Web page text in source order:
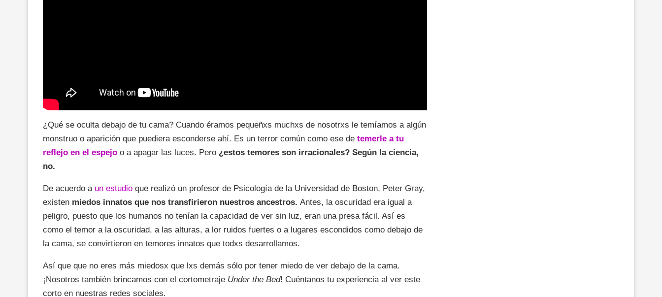
¿Qué se oculta debajo de tu cama? Cuando éramos pequeñxs muchxs de nosotrxs le temíamos a algún
monstruo o aparición que puediera esconderse ahí. Es un terror común como ese de temerle a tu
reflejo en el espejo o a apagar las luces. Pero ¿estos temores son irracionales? Según la ciencia,
no.
De acuerdo a un estudio que realizó un profesor de Psicología de la Universidad de Boston, Peter Gray,
existen miedos innatos que nos transfirieron nuestros ancestros. Antes, la oscuridad era igual a
peligro, puesto que los humanos no tenían la capacidad de ver sin luz, eran una presa fácil. Así es
como el temor a la oscuridad, a las alturas, a lor ruidos fuertes o a lugares escondidos como debajo de
la cama, se convirtieron en temores innatos que todxs desarrollamos.
Así que que no eres más miedosx que lxs demás sólo por tener miedo de ver debajo de la cama.
¡Nosotros también brincamos con el cortometraje Under the Bed! Cuéntanos tu experiencia al ver este
corto en nuestras redes sociales.